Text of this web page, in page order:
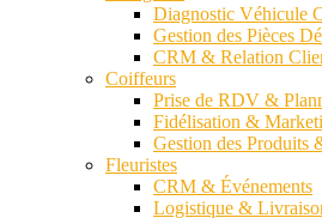
Diagnostic Véhicule
Gestion des Pièces
CRM & Relation
Coiffeurs
Prise de RDV &
Fidélisation &
Gestion des Produits
Fleuristes
CRM & Événements
Logistique &